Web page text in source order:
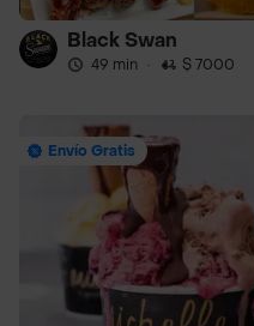
Black Swan
49 min · $ 7000
Envío Gratis